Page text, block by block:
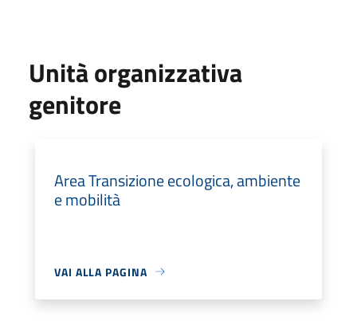
Unità organizzativa
genitore
Area Transizione ecologica, ambiente
e mobilità
VAI ALLA PAGINA